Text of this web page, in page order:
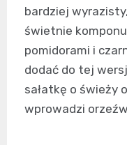
bardziej
świetnie
pomidorami i
dodać do tej
sałatkę o świeży
wprowadzi